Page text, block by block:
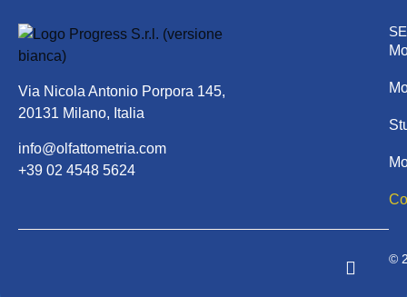
Via Nicola Antonio Porpora 145,
20131 Milano, Italia
info@olfattometria.com
+39 02 4548 5624
©